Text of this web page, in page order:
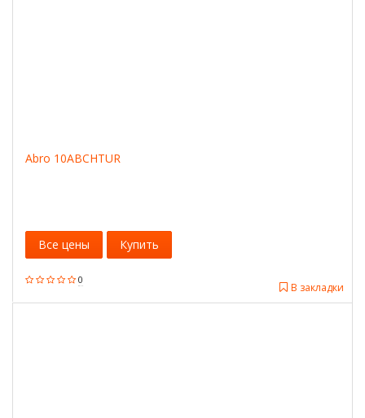
Abro 10ABCHTUR
0
В закладки
Все цены Купить